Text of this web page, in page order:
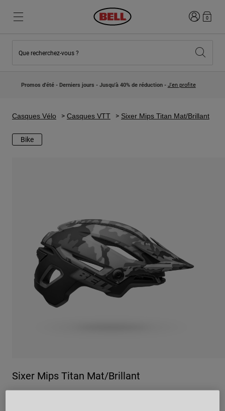
Nouveautés
Casques Motocross Enfant
Explorez Moto
Motocross
Adventure
Rétro
Pièces détachées
Nouveautés
Lifestyle
Urbain
Pièces détachées
Voir tout
Connexion
0
Que recherchez-vous ?
Promos d'été - Derniers jours - Jusqu'à 40% de réduction - J'en profite
Casques Vélo Casques VTT Sixer Mips Titan Mat/Brillant
Bike
Sixer Mips Titan Mat/Brillant